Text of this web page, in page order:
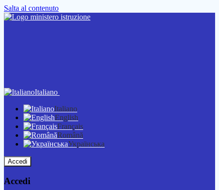
Salta al contenuto
Italiano
Italiano
English
Français
Română
Українська
Accedi
Accedi